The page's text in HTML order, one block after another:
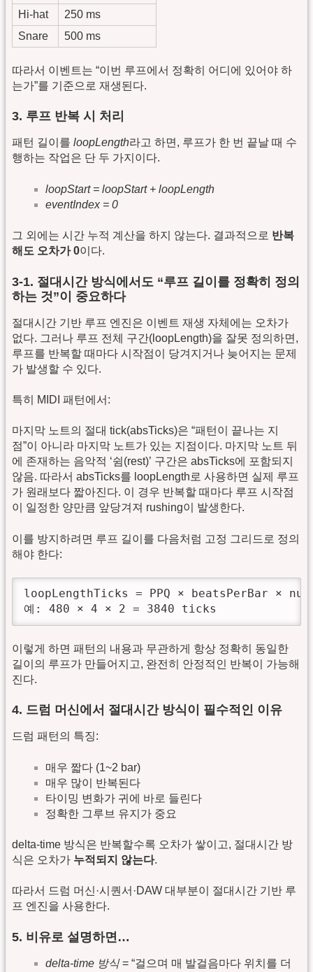
Hi-hat
250 ms
Snare
500 ms
따라서 이벤트는 “이번 루프에서 정확히 어디에 있어야 하
는가”를 기준으로 재생된다.
3. 루프 반복 시 처리
패턴 길이를 loopLength라고 하면, 루프가 한 번 끝날 때 수
행하는 작업은 단 두 가지이다.
loopStart = loopStart + loopLength
eventIndex = 0
그 외에는 시간 누적 계산을 하지 않는다. 결과적으로 반복
해도 오차가 0이다.
3-1. 절대시간 방식에서도 “루프 길이를 정확히 정의
하는 것”이 중요하다
절대시간 기반 루프 엔진은 이벤트 재생 자체에는 오차가
없다. 그러나 루프 전체 구간(loopLength)을 잘못 정의하면,
루프를 반복할 때마다 시작점이 당겨지거나 늦어지는 문제
가 발생할 수 있다.
특히 MIDI 패턴에서:
마지막 노트의 절대 tick(absTicks)은 “패턴이 끝나는 지
점”이 아니라 마지막 노트가 있는 지점이다. 마지막 노트 뒤
에 존재하는 음악적 ‘쉼(rest)’ 구간은 absTicks에 포함되지
않음. 따라서 absTicks를 loopLength로 사용하면 실제 루프
가 원래보다 짧아진다. 이 경우 반복할 때마다 루프 시작점
이 일정한 양만큼 앞당겨져 rushing이 발생한다.
이를 방지하려면 루프 길이를 다음처럼 고정 그리드로 정의
해야 한다:
loopLengthTicks = PPQ × beatsPerBar ×
예: 480 × 4 × 2 = 3840 ticks
이렇게 하면 패턴의 내용과 무관하게 항상 정확히 동일한
길이의 루프가 만들어지고, 완전히 안정적인 반복이 가능해
진다.
4. 드럼 머신에서 절대시간 방식이 필수적인 이유
드럼 패턴의 특징:
매우 짧다 (1~2 bar)
매우 많이 반복된다
타이밍 변화가 귀에 바로 들린다
정확한 그루브 유지가 중요
delta-time 방식은 반복할수록 오차가 쌓이고, 절대시간 방
식은 오차가 누적되지 않는다.
따라서 드럼 머신·시퀀서·DAW 대부분이 절대시간 기반 루
프 엔진을 사용한다.
5. 비유로 설명하면…
delta-time 방식= “걸으며 매 발걸음마다 위치를 더